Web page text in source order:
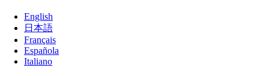
English
日本語
Français
Española
Italiano